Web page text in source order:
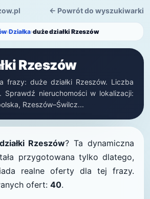
← Powrót do wyszukiwarki
›Działka›duże działki Rzeszów
Rzeszów
frazy: duże działki Rzeszów. Liczba
Sprawdź nieruchomości w lokalizacji:
Rzeszów–Świlcz...
Rzeszów? Ta dynamiczna
przygotowana tylko dlatego,
realne oferty dla tej frazy.
ofert: 40.